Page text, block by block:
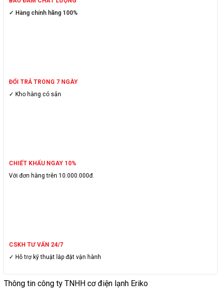
✓ Hàng chính hãng 100%
ĐỔI TRẢ TRONG 7 NGÀY
✓ Kho hàng có sẳn
CHIẾT KHẤU NGAY 10%
Với đơn hàng trên 10.000.000đ.
CSKH TƯ VẤN 24/7
✓ Hỗ trợ kỹ thuật lắp đặt vận hành
Thông tin công ty TNHH cơ điện lạnh Eriko